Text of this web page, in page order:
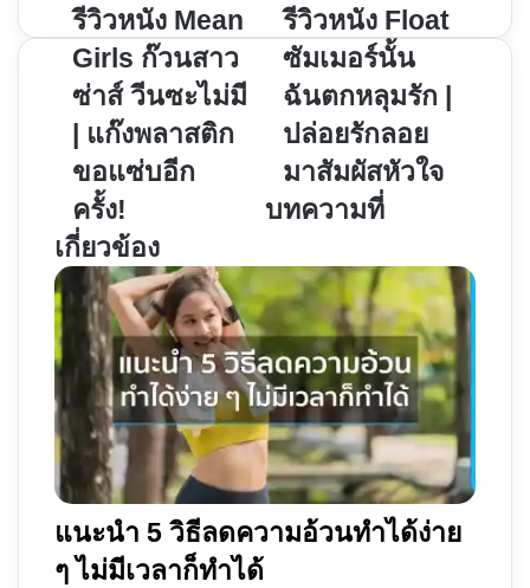
รีวิว
หนัง
Mean
Girls
วน
สาว
ซ่า
ส์
วีน
ซะ
ไม่มี
แก๊ง
พลาสติก
ขอ
แซ่
ครั้ง!
รีวิวหนัง Mean
Girls ก๊วนสาว
ซ่าส์ วีนซะไม่มี
| แก๊งพลาสติก
ขอแซ่บอีก
ครั้ง!
รีวิว
หนัง
Float
ซัมเมอร์
นั้น
ฉัน
รัก
ปล่อย
รัก
ลอย
มา
สัมผัส
หัวใจ
รีวิวหนัง Float
ซัมเมอร์นั้น
ฉันตกหลุมรัก |
ปล่อยรักลอย
มาสัมผัสหัวใจ
บทความที่
เกี่ยวข้อง
แนะนำ 5 วิธีลดความอ้วนทำได้ง่าย
ๆ ไม่มีเวลาก็ทำได้